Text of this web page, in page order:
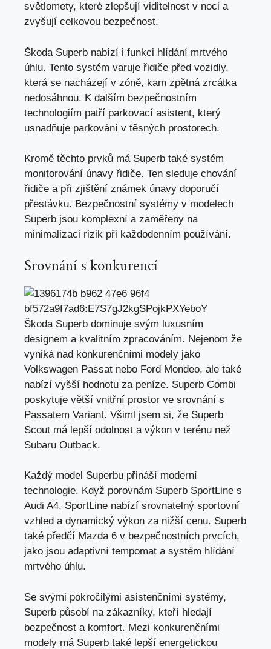
světlomety, které zlepšují viditelnost v noci a
zvyšují celkovou bezpečnost.
Škoda Superb nabízí i funkci hlídání mrtvého
úhlu. Tento systém varuje řidiče před vozidly,
která se nacházejí v zóně, kam zpětná zrcátka
nedosáhnou. K dalším bezpečnostním
technologiím patří parkovací asistent, který
usnadňuje parkování v těsných prostorech.
Kromě těchto prvků má Superb také systém
monitorování únavy řidiče. Ten sleduje chování
řidiče a při zjištění známek únavy doporučí
přestávku. Bezpečnostní systémy v modelech
Superb jsou komplexní a zaměřeny na
minimalizaci rizik při každodenním používání.
Srovnání s konkurencí
Škoda Superb dominuje svým luxusním
designem a kvalitním zpracováním. Nejenom že
vyniká nad konkurenčními modely jako
Volkswagen Passat nebo Ford Mondeo, ale také
nabízí vyšší hodnotu za peníze. Superb Combi
poskytuje větší vnitřní prostor ve srovnání s
Passatem Variant. Všiml jsem si, že Superb
Scout má lepší odolnost a výkon v terénu než
Subaru Outback.
Každý model Superbu přináší moderní
technologie. Když porovnám Superb SportLine s
Audi A4, SportLine nabízí srovnatelný sportovní
vzhled a dynamický výkon za nižší cenu. Superb
také předčí Mazda 6 v bezpečnostních prvcích,
jako jsou adaptivní tempomat a systém hlídání
mrtvého úhlu.
Se svými pokročilými asistenčními systémy,
Superb působí na zákazníky, kteří hledají
bezpečnost a komfort. Mezi konkurenčními
modely má Superb také lepší energetickou